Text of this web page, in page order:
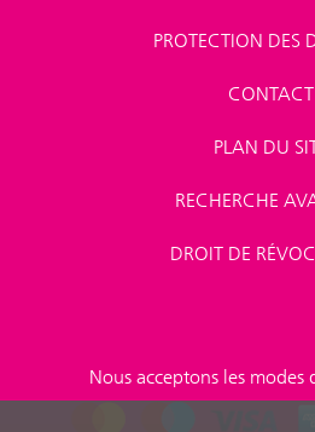
PROTECTION DES
CONTACT
PLAN DU
RECHERCHE
DROIT DE
Nous acceptons les modes